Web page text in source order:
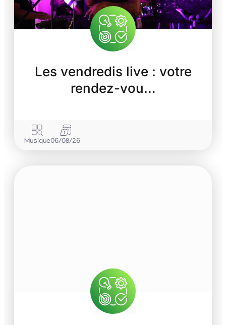
Les vendredis live : votre
rendez-vou…
Musique06/08/26